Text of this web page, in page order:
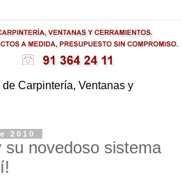
Carpintería, Ventanas y
2010
novedoso sistema